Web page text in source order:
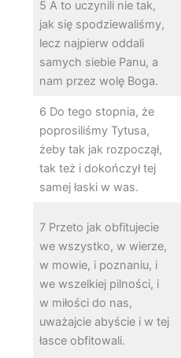
5 A to uczynili nie tak,
jak się spodziewaliśmy,
lecz najpierw oddali
samych siebie Panu, a
nam przez wolę Boga.
6 Do tego stopnia, że
poprosiliśmy Tytusa,
żeby tak jak rozpoczął,
tak też i dokończył tej
samej łaski w was.
7 Przeto jak obfitujecie
we wszystko, w wierze,
w mowie, i poznaniu, i
we wszelkiej pilności, i
w miłości do nas,
uważajcie abyście i w tej
łasce obfitowali.